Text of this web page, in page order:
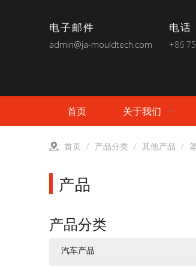
电子邮件
admin@ja-mouldtech.com
电话
+86
首页 关于我们
首页 / 产品分类 / 其他产品 /
产品
产品分类
汽车产品